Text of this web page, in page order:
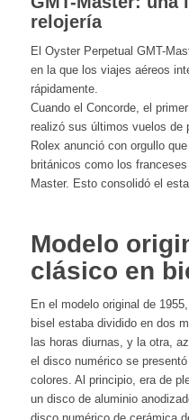
relojería
El Oyster Perpetual GMT-
en la que los viajes aéreos
rápidamente.
Cuando el Concorde, el
realizó sus últimos vuelos de
Rolex anunció con orgullo
británicos como los
Master. Esto consolidó el
Modelo
clásico en
En el modelo original de
bisel estaba dividido en dos
las horas diurnas, y la otra,
el disco numérico se
colores. Al principio, era de
un disco de aluminio